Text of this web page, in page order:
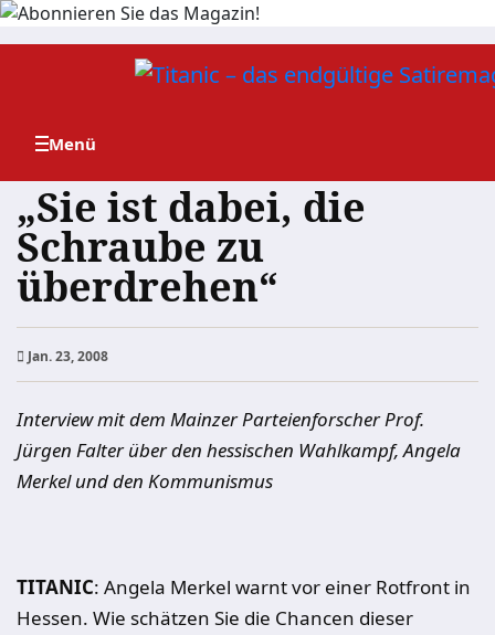
Zum
„Sie ist dabei, die
Schraube zu
überdrehen“
Jan. 23, 2008
Interview mit dem Mainzer Parteienforscher Prof.
Jürgen Falter über den hessischen Wahlkampf, Angela
Merkel und den Kommunismus
TITANIC: Angela Merkel warnt vor einer Rotfront in
Hessen. Wie schätzen Sie die Chancen dieser